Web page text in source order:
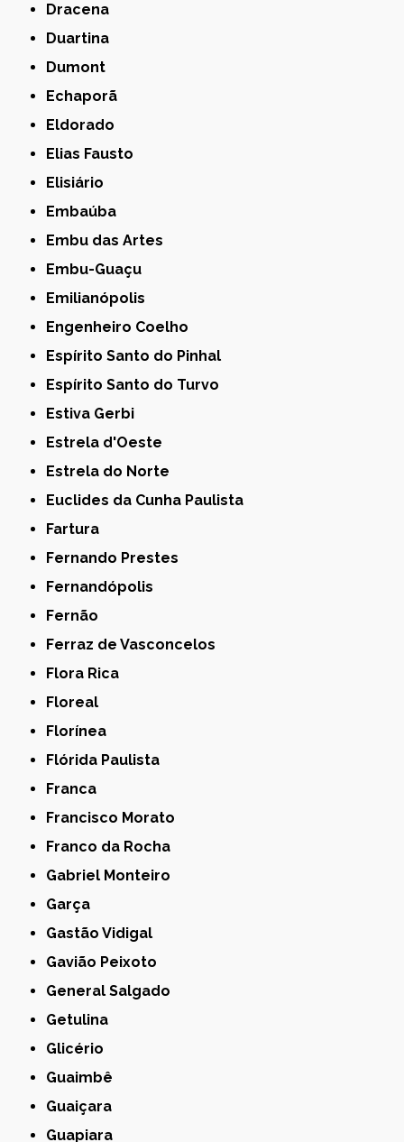
Dracena
Duartina
Dumont
Echaporã
Eldorado
Elias Fausto
Elisiário
Embaúba
Embu das Artes
Embu-Guaçu
Emilianópolis
Engenheiro Coelho
Espírito Santo do Pinhal
Espírito Santo do Turvo
Estiva Gerbi
Estrela d'Oeste
Estrela do Norte
Euclides da Cunha Paulista
Fartura
Fernando Prestes
Fernandópolis
Fernão
Ferraz de Vasconcelos
Flora Rica
Floreal
Florínea
Flórida Paulista
Franca
Francisco Morato
Franco da Rocha
Gabriel Monteiro
Garça
Gastão Vidigal
Gavião Peixoto
General Salgado
Getulina
Glicério
Guaimbê
Guaiçara
Guapiara